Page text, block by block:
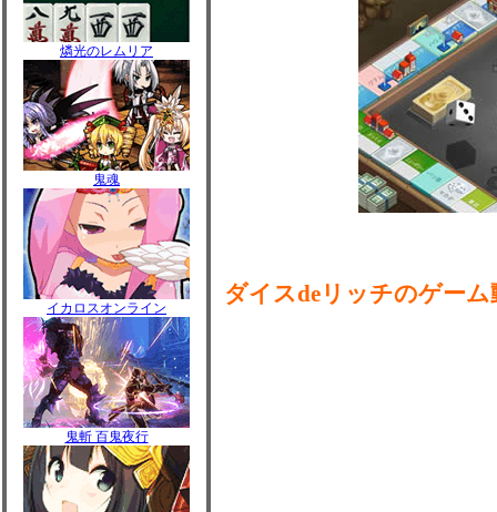
燐光のレムリア
鬼魂
イカロスオンライン
鬼斬 百鬼夜行
ダイスdeリッチのゲーム